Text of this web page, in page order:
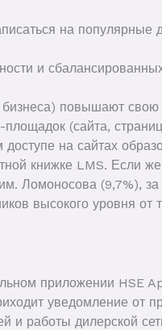
на
и
повышают
(сайта,
на сайтах
книжке LMS. Если
Ломоносова
высокого уровня от
приложении HSE
уведомление от
и работы дилерской